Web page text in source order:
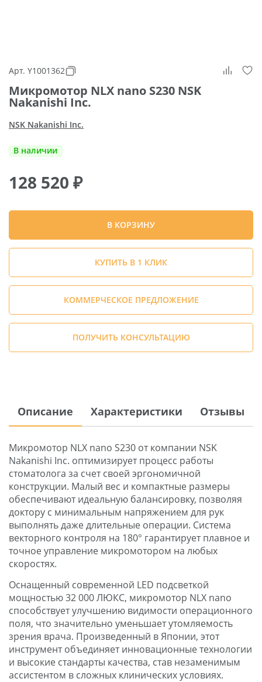
Арт. Y1001362
Микромотор NLX nano S230 NSK
Nakanishi Inc.
NSK Nakanishi Inc.
В наличии
128 520 ₽
В КОРЗИНУ
КУПИТЬ В 1 КЛИК
КОММЕРЧЕСКОЕ ПРЕДЛОЖЕНИЕ
ПОЛУЧИТЬ КОНСУЛЬТАЦИЮ
Описание Характеристики Отзывы
Микромотор NLX nano S230 от компании NSK
Nakanishi Inc. оптимизирует процесс работы
стоматолога за счет своей эргономичной
конструкции. Малый вес и компактные размеры
обеспечивают идеальную балансировку, позволяя
доктору с минимальным напряжением для рук
выполнять даже длительные операции. Система
векторного контроля на 180° гарантирует плавное и
точное управление микромотором на любых
скоростях.
Оснащенный современной LED подсветкой
мощностью 32 000 ЛЮКС, микромотор NLX nano
способствует улучшению видимости операционного
поля, что значительно уменьшает утомляемость
зрения врача. Произведенный в Японии, этот
инструмент объединяет инновационные технологии
и высокие стандарты качества, став незаменимым
ассистентом в сложных клинических условиях.